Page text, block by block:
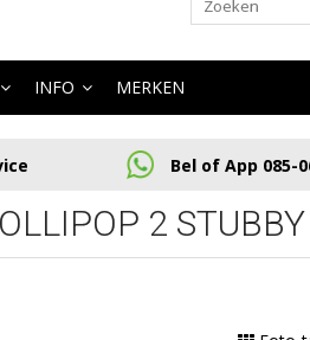
INFO MERKEN
Bel of App 085-
2 STUBBY